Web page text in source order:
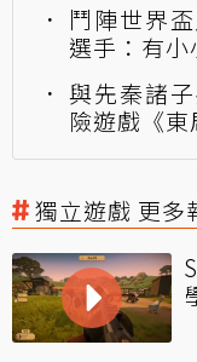
鬥陣世界
選手：有
與先秦諸
險遊戲《
獨立遊戲 更多